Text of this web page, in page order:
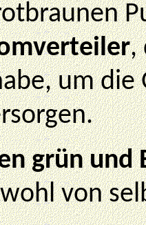
,
um die
grün und
von